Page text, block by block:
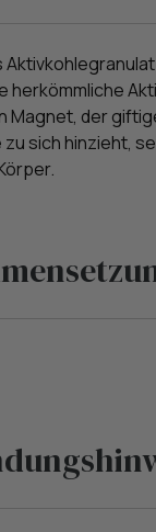
herkömmliche
Magnet, der
sich hinzieht,